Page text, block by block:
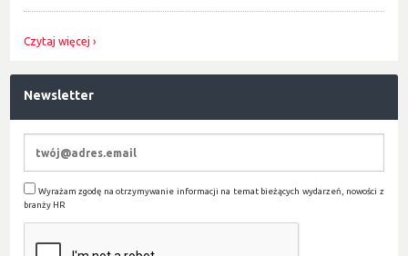
Czytaj więcej
Newsletter
Wyrażam zgodę na otrzymywanie informacji na temat bieżących wydarzeń, nowości z
branży HR